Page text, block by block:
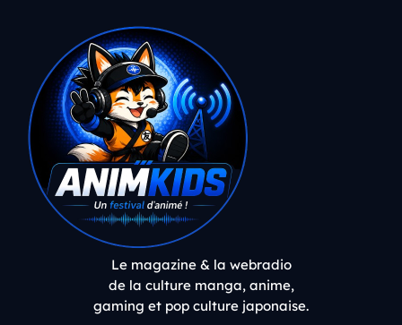
Le magazine & la webradio
de la culture manga, anime,
gaming et pop culture japonaise.